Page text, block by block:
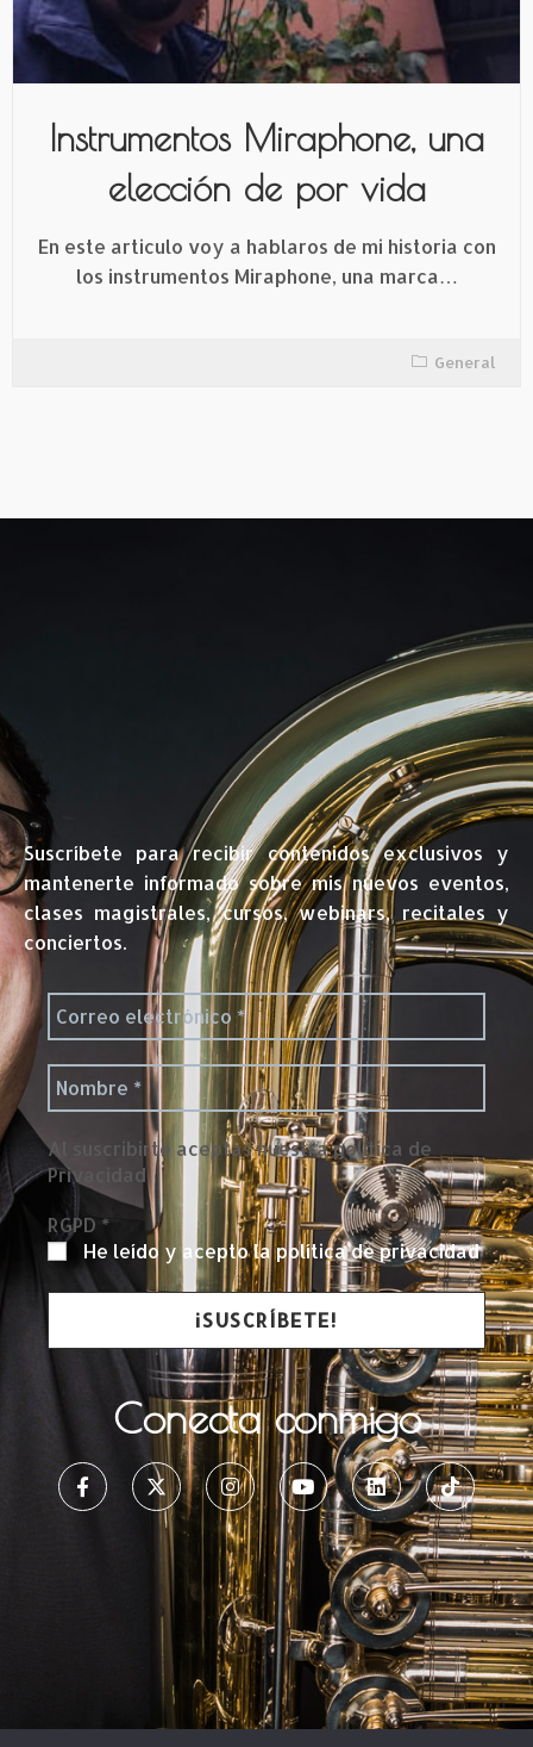
Instrumentos Miraphone, una
elección de por vida
En este articulo voy a hablaros de mi historia con
los instrumentos Miraphone, una marca…
General
Suscríbete para recibir contenidos exclusivos y
mantenerte informado sobre mis nuevos eventos,
clases magistrales, cursos, webinars, recitales y
conciertos.
Al suscribirte aceptas nuestra política de
Privacidad
RGPD *
He leído y acepto la política de privacidad
Conecta conmigo